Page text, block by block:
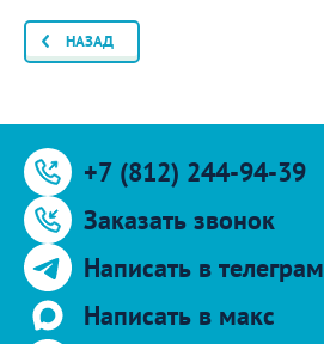
НАЗАД
+7 (812) 244-94-39
Заказать звонок
Написать в телеграм
Написать в макс